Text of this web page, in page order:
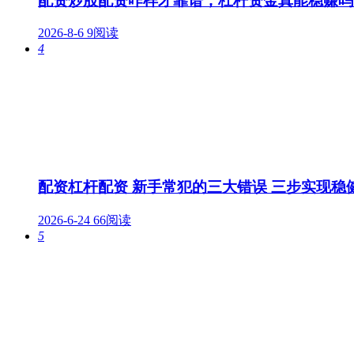
2026-8-6 9阅读
4
配资杠杆配资 新手常犯的三大错误 三步实现稳
2026-6-24 66阅读
5